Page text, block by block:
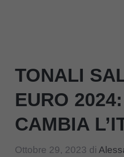
TONALI
EURO
CAMBIA
Ottobre 29, 2023 di